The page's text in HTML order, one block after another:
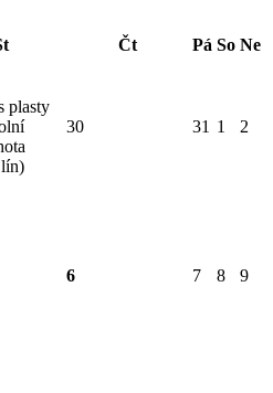
Čt Pá So Ne
plasty
30 31 1 2
6 7 8 9